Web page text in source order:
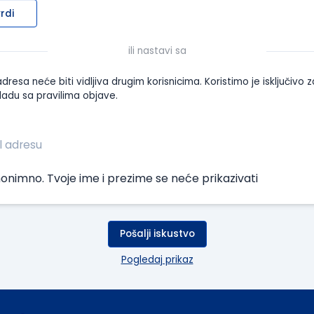
ili nastavi sa
neće biti vidljiva drugim korisnicima. Koristimo je isključivo
sa pravilima objave.
Tvoje ime i prezime se neće prikazivati
Pošalji iskustvo
Pogledaj prikaz